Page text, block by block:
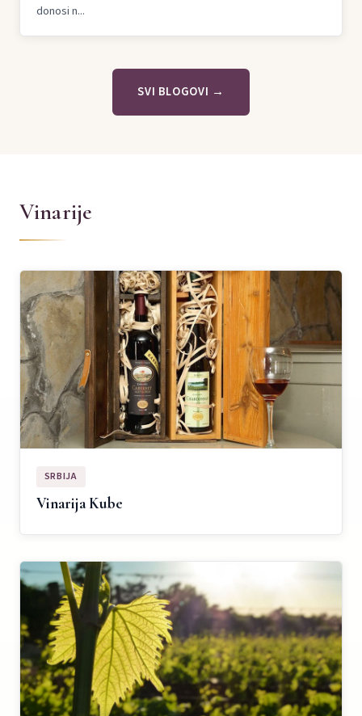
donosi n...
SVI BLOGOVI →
Vinarije
SRBIJA
Vinarija Kube